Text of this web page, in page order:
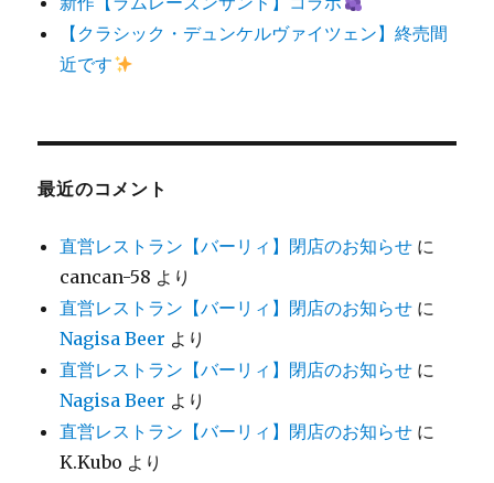
【クラシック・デュンケルヴァイツェン】終売間
近です
最近のコメント
直営レストラン【バーリィ】閉店のお知らせ に
cancan-58 より
直営レストラン【バーリィ】閉店のお知らせ に
Nagisa Beer より
直営レストラン【バーリィ】閉店のお知らせ に
Nagisa Beer より
直営レストラン【バーリィ】閉店のお知らせ に
K.Kubo より